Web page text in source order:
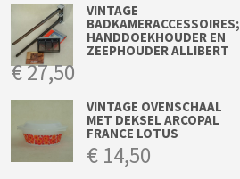
VINTAGE
BADKAMERACCESSOIRES;
HANDDOEKHOUDER EN
ZEEPHOUDER ALLIBERT
€27,50
VINTAGE OVENSCHAAL
MET DEKSEL ARCOPAL
FRANCE LOTUS
€ 14,50